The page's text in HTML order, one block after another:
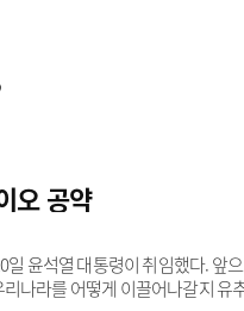
를 따라갈 것으로 보인다.한때 ‘
한화, 아모레퍼시픽, 롯데, CJ 등
오 공약
윤석열 대통령이 취임했다. 앞
나라를 어떻게 이끌어나갈지 유